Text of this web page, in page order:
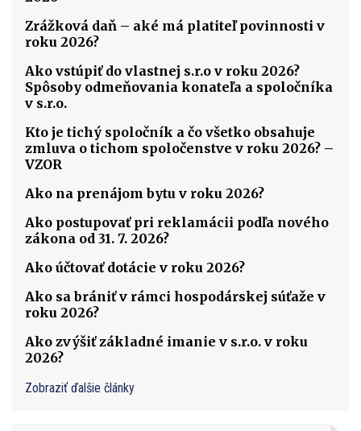
Zrážková daň – aké má platiteľ povinnosti v
roku 2026?
Ako vstúpiť do vlastnej s.r.o v roku 2026?
Spôsoby odmeňovania konateľa a spoločníka
v s.r.o.
Kto je tichý spoločník a čo všetko obsahuje
zmluva o tichom spoločenstve v roku 2026? –
VZOR
Ako na prenájom bytu v roku 2026?
Ako postupovať pri reklamácii podľa nového
zákona od 31. 7. 2026?
Ako účtovať dotácie v roku 2026?
Ako sa brániť v rámci hospodárskej súťaže v
roku 2026?
Ako zvýšiť základné imanie v s.r.o. v roku
2026?
Zobraziť ďalšie články